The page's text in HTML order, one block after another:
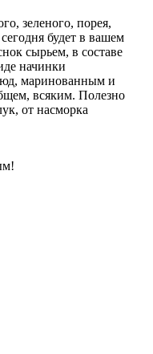
зеленого, порея,
будет в вашем
сырьем, в составе
начинки
маринованным и
всяким. Полезно
от насморка